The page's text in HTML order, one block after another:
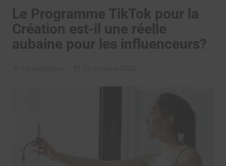
Le Programme TikTok pour la
Création est-il une réelle
aubaine pour les influenceurs?